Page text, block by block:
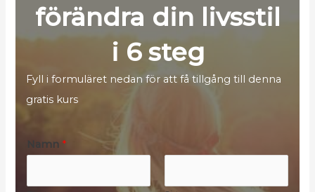
förändra din livsstil
i 6 steg
Fyll i formuläret nedan för att få tillgång till denna
gratis kurs
Namn *